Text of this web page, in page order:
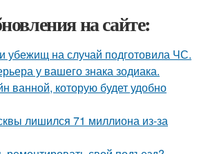
на сайте:
убежищ на случай подготовила ЧС.
у вашего знака зодиака.
ванной, которую будет удобно
лишился 71 миллиона из-за